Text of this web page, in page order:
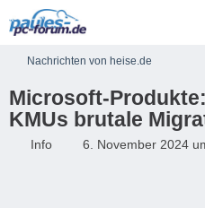
Nachrichten von heise.de
Microsoft-
KMUs brutale
Info 6. November 2024